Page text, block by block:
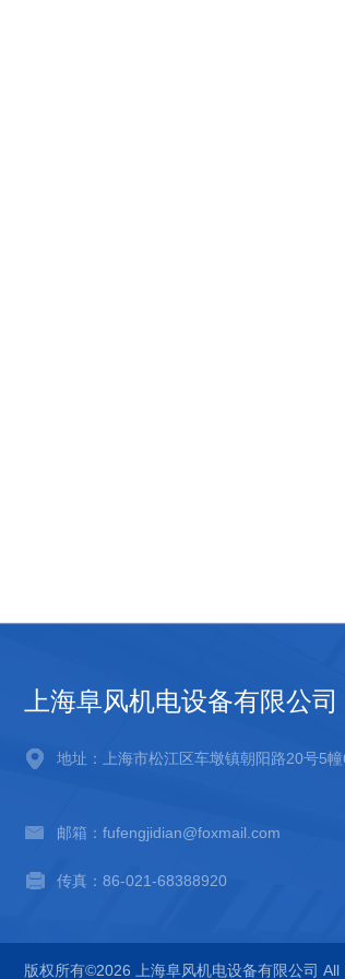
上海阜风机电设备有限公司
地址：上海市松江区车墩镇朝阳路20号5
邮箱：fufengjidian@foxmail.com
传真：86-021-68388920
版权所有©2026 上海阜风机电设备有限公司